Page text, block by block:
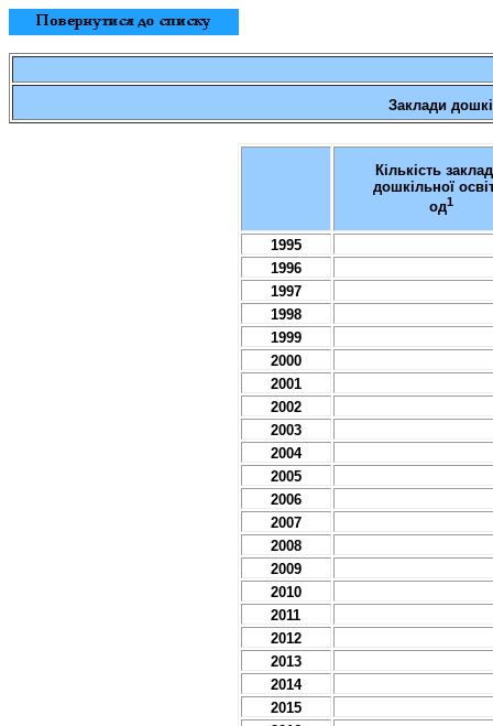
Заклади
Кількість
дошкільної
од1
1995
1996
1997
1998
1999
2000
2001
2002
2003
2004
2005
2006
2007
2008
2009
2010
2011
2012
2013
2014
2015